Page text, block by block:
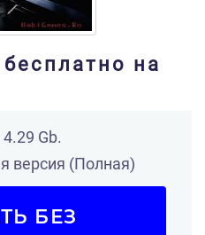
на
4.29 Gb.
версия (Полная)
БЕЗ